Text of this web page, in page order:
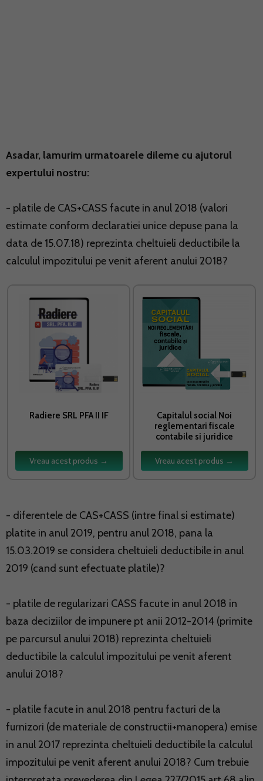
Asadar, lamurim urmatoarele dileme cu ajutorul
expertului nostru:
- platile de CAS+CASS facute in anul 2018 (valori
estimate conform declaratiei unice depuse pana la
data de 15.07.18) reprezinta cheltuieli deductibile la
calculul impozitului pe venit aferent anului 2018?
Radiere SRL PFA II IF
Vreau acest produs →
Capitalul social Noi
reglementari fiscale
contabile si juridice
Vreau acest produs →
- diferentele de CAS+CASS (intre final si estimate)
platite in anul 2019, pentru anul 2018, pana la
15.03.2019 se considera cheltuieli deductibile in anul
2019 (cand sunt efectuate platile)?
- platile de regularizari CASS facute in anul 2018 in
baza deciziilor de impunere pt anii 2012-2014 (primite
pe parcursul anului 2018) reprezinta cheltuieli
deductibile la calculul impozitului pe venit aferent
anului 2018?
- platile facute in anul 2018 pentru facturi de la
furnizori (de materiale de constructii+manopera) emise
in anul 2017 reprezinta cheltuieli deductibile la calculul
impozitului pe venit aferent anului 2018? Cum trebuie